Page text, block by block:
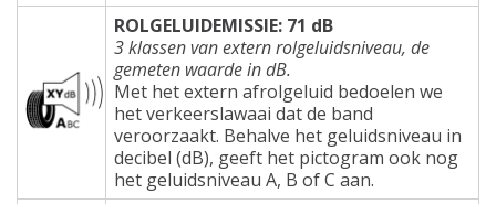
ROLGELUIDEMISSIE: 71 dB
3 klassen van extern rolgeluidsniveau, de
gemeten waarde in dB.
Met het extern afrolgeluid bedoelen we
het verkeerslawaai dat de band
veroorzaakt. Behalve het geluidsniveau in
decibel (dB), geeft het pictogram ook nog
het geluidsniveau A, B of C aan.